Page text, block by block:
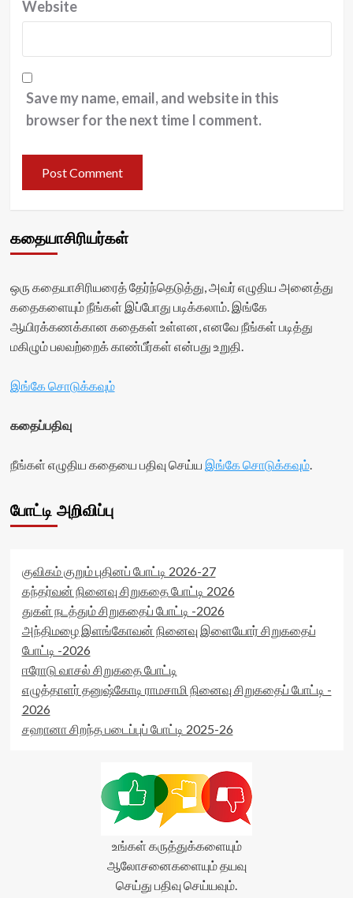
Website
Save my name, email, and website in this
browser for the next time I comment.
கதையாசிரியர்கள்
ஒரு கதையாசிரியரைத் தேர்ந்தெடுத்து, அவர் எழுதிய அனைத்து
கதைகளையும் நீங்கள் இப்போது படிக்கலாம். இங்கே
ஆயிரக்கணக்கான கதைகள் உள்ளன, எனவே நீங்கள் படித்து
மகிழும் பலவற்றைக் காண்பீர்கள் என்பது உறுதி.
இங்கே சொடுக்கவும்
கதைப்பதிவு
நீங்கள் எழுதிய கதையை பதிவு செய்ய இங்கே சொடுக்கவும்.
போட்டி அறிவிப்பு
குவிகம் குறும் புதினப் போட்டி 2026-27
கந்தர்வன் நினைவு சிறுகதை போட்டி 2026
துகள் நடத்தும் சிறுகதைப் போட்டி -2026
அந்திமழை இளங்கோவன் நினைவு இளையோர் சிறுகதைப்
போட்டி -2026
ஈரோடு வாசல் சிறுகதை போட்டி
எழுத்தாளர் தனுஷ்கோடி ராமசாமி நினைவு சிறுகதைப் போட்டி -
2026
சஹானா சிறந்த படைப்புப் போட்டி 2025-26
உங்கள் கருத்துக்களையும்
ஆலோசனைகளையும் தயவு
செய்து பதிவு செய்யவும்.